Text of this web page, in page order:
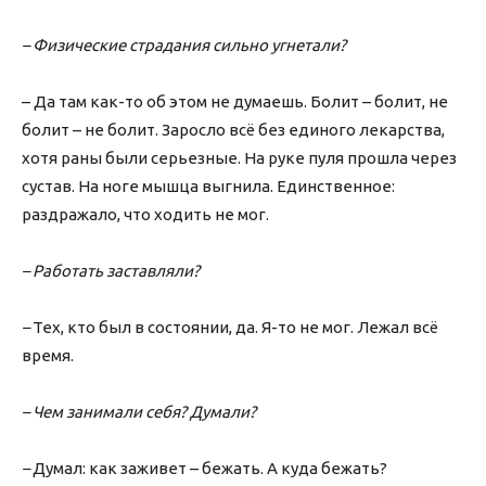
– Физические страдания сильно угнетали?
– Да там как-то об этом не думаешь. Болит – болит, не
болит – не болит. Заросло всё без единого лекарства,
хотя раны были серьезные. На руке пуля прошла через
сустав. На ноге мышца выгнила. Единственное:
раздражало, что ходить не мог.
– Работать заставляли?
–Тех, кто был в состоянии, да. Я-то не мог. Лежал всё
время.
– Чем занимали себя? Думали?
–Думал: как заживет – бежать. А куда бежать?